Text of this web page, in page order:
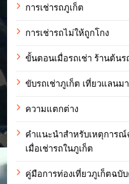
การเช่ารถภูเก็ต
การเช่ารถไม่ให้ถูกโกง
ขั้นตอนเมื่อรถเช่า ร้านต้นร
ขับรถเช่าภูเก็ต เที่ยวแลน
ความแตกต่าง
คำแนะนำสำหรับเหตุการ
เมื่อเช่ารถในภูเก็ต
คู่มือการท่องเที่ยวภูเก็ตฉบั